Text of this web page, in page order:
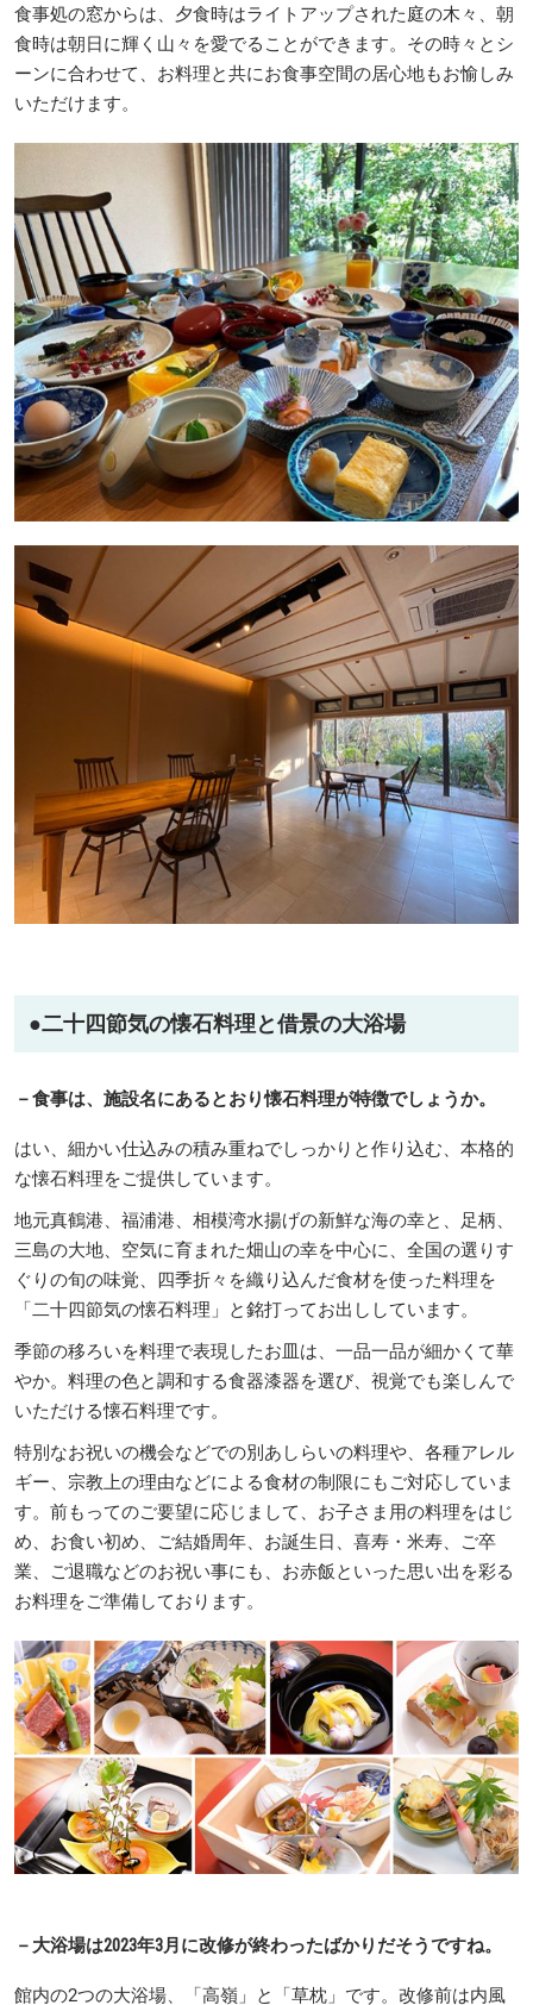
食事処の窓からは、夕食時はライトアップされた庭の木々、朝
食時は朝日に輝く山々を愛でることができます。その時々とシ
ーンに合わせて、お料理と共にお食事空間の居心地もお愉しみ
いただけます。
●二十四節気の懐石料理と借景の大浴場
－食事は、施設名にあるとおり懐石料理が特徴でしょうか。
はい、細かい仕込みの積み重ねでしっかりと作り込む、本格的
な懐石料理をご提供しています。
地元真鶴港、福浦港、相模湾水揚げの新鮮な海の幸と、足柄、
三島の大地、空気に育まれた畑山の幸を中心に、全国の選りす
ぐりの旬の味覚、四季折々を織り込んだ食材を使った料理を
「二十四節気の懐石料理」と銘打ってお出ししています。
季節の移ろいを料理で表現したお皿は、一品一品が細かくて華
やか。料理の色と調和する食器漆器を選び、視覚でも楽しんで
いただける懐石料理です。
特別なお祝いの機会などでの別あしらいの料理や、各種アレル
ギー、宗教上の理由などによる食材の制限にもご対応していま
す。前もってのご要望に応じまして、お子さま用の料理をはじ
め、お食い初め、ご結婚周年、お誕生日、喜寿・米寿、ご卒
業、ご退職などのお祝い事にも、お赤飯といった思い出を彩る
お料理をご準備しております。
－ 大浴場は2023年3月に改修が終わったばかりだそうですね。
館内の2つの大浴場、「高嶺」と「草枕」です。改修前は内風